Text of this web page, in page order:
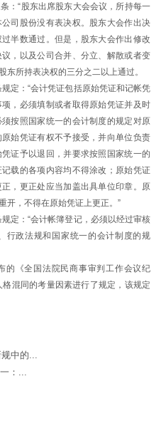
：“股东出席股东大会会议，所持每一
司股份没有表决权。股东大会作出决
半数通过。但是，股东大会作出修改
，以及公司合并、分立、解散或者变
所持表决权的三分之二以上通过。
定：“会计凭证包括原始凭证和记帐凭
，必须填制或者取得原始凭证并及时
按照国家统一的会计制度的规定对原
始凭证有权不予接受，并向单位负责
证予以退回，并要求按照国家统一的
载的各项内容均不得涂改；原始凭证
，更正处应当加盖出具单位印章。原
开，不得在原始凭证上更正。”
定：“会计帐簿登记，必须以经过审核
行政法规和国家统一的会计制度的规
的《全国法院民商事审判工作会议纪
混同的考量因素进行了规定，该规定
中的...
：...